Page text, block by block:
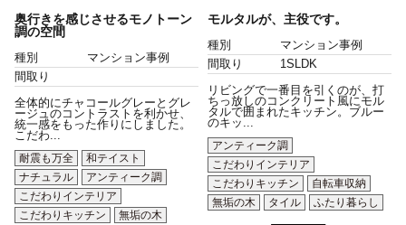
奥行きを感じさせるモノトーン
調の空間
種別
マンション事例
間取り
全体的にチャコールグレーとグレ
ージュのコントラストを利かせ、
統一感をもった作りにしました。
こだわ...
耐震も万全
和テイスト
ナチュラル
アンティーク調
こだわりインテリア
こだわりキッチン
無垢の木
モルタルが、主役です。
種別
マンション事例
間取り
1SLDK
リビングで一番目を引くのが、打
ちっ放しのコンクリート風にモル
タルで囲まれたキッチン。ブルー
のキッ...
アンティーク調
こだわりインテリア
こだわりキッチン
自転車収納
無垢の木
タイル ふたり暮らし